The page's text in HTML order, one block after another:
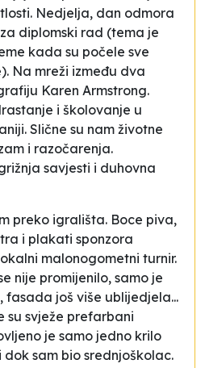
Nedjelja, dan odmora
diplomski rad (tema je
kada su počele sve
Na mreži između dva
Karen Armstrong.
i školovanje u
Slične su nam životne
i razočarenja.
savjesti i duhovna
preko igrališta. Boce piva,
i plakati sponzora
malonogometni turnir.
nije promijenilo, samo je
fasada još više ublijedjela...
su svježe prefarbani
je samo jedno krilo
sam bio srednjoškolac.